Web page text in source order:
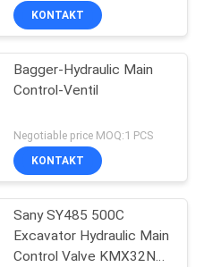
KONTAKT
Bagger-Hydraulic Main
Control-Ventil
Negotiable price MOQ:1 PCS
KONTAKT
Sany SY485 500C
Excavator Hydraulic Main
Control Valve KMX32NA